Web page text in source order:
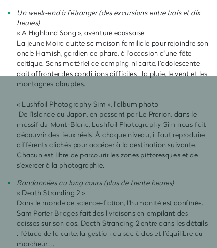
Un week-end à l’étranger (des excursions entre trois et dix
heures)
« A Highland Song », aventure écossaise
La jeune Moira quitte sa maison familiale pour rejoindre son
oncle Hamish, gardien de phare, à l'occasion d'une fête
celtique. Sans matériel de camping ni carte, l’adolescente
doit affronter des conditions difficiles : la pluie, le vent et les
montagnes abruptes.
« Lushfoil Photography Sim », l'album photo
De l’Islande au Japon, en passant par Le Prarion, dans le
massif du Mont-Blanc, Lushfoil Photography Sim nous fait
découvrir des lieux réels. À chaque niveau, il faut reproduire
différents clichés pour accéder à la destination suivante.
Chacun est libre de parcourir les zones pittoresques et de
s’exercer à la photographie.
Randonnées au long cours (plus de trente heures)
« Death Stranding 2 »
Dans le monde de science-fiction, l’humanité est confinée.
Sam Porter Bridges fait des livraisons en empilant des
caisses sur son dos. Death Stranding 2 entre dans les détails
: l’étude de la carte, la gestion du sac à dos et l’équilibre du
marcheur ...